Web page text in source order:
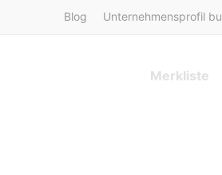
Blog Unternehmensprofil
Merkliste